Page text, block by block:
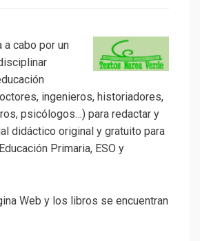
a cabo por un
ingenieros, historiadores,
psicólogos…) para redactar y
didáctico original y gratuito para
Primaria, ESO y
Web y los libros se encuentran